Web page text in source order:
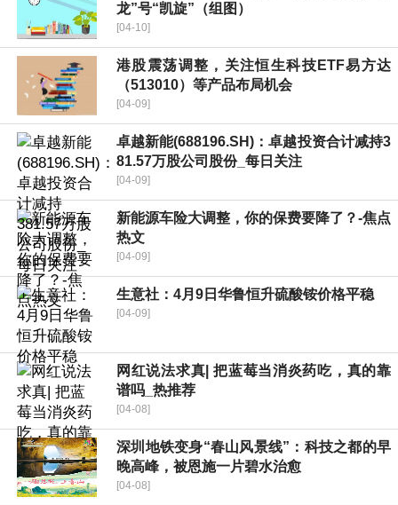
龙”号“凯旋”（组图）
[04-10]
港股震荡调整，关注恒生科技ETF易方达
（513010）等产品布局机会
[04-09]
卓越新能(688196.SH)：卓越投资合计减持3
81.57万股公司股份_每日关注
[04-09]
新能源车险大调整，你的保费要降了？-焦点
热文
[04-09]
生意社：4月9日华鲁恒升硫酸铵价格平稳
[04-09]
网红说法求真| 把蓝莓当消炎药吃，真的靠
谱吗_热推荐
[04-08]
深圳地铁变身“春山风景线”：科技之都的早
晚高峰，被恩施一片碧水治愈
[04-08]